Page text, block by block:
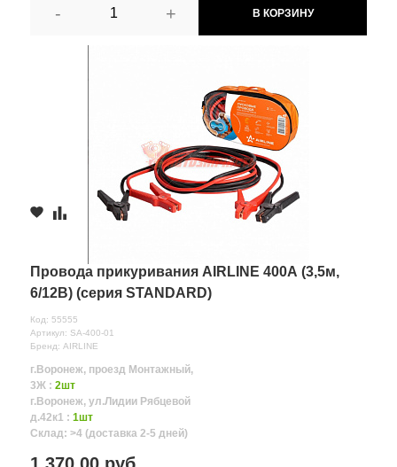
- + В КОРЗИНУ
Провода прикуривания AIRLINE 400А (3,5м,
6/12В) (серия STANDARD)
Код: 55555
Артикул: SA-400-01
Бренд: AIRLINE
г.Воронеж, проезд Монтажный,
3Ж : 2шт
г.Воронеж, ул.Лидии Рябцевой
д.42к1 : 1шт
Склад: >4 (доставка 2-5 дней)